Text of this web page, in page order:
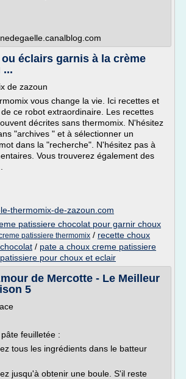
éclairs garnis à la crème
...
de zazoun
vous change la vie. Ici recettes et
ce robot extraordinaire. Les recettes
décrites sans thermomix. N'hésitez
"archives " et à sélectionner un
dans la "recherche". N'hésitez pas à
Vous trouverez également des
thermomix-de-zazoun.com
patissiere chocolat pour garnir choux
patissiere thermomix / recette choux
/ pate a choux creme patissiere
pour choux et eclair
de Mercotte - Le Meilleur
5
feuilletée :
tous les ingrédients dans le batteur
jusqu'à obtenir une boule. S'il reste